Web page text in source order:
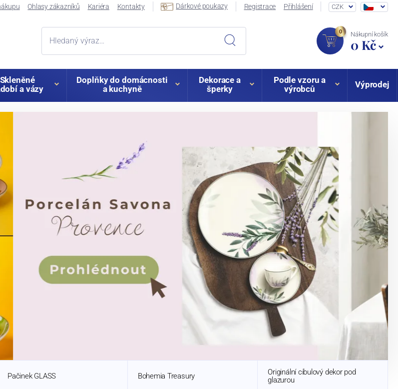
Ohlasy zákazníků Kariéra Kontakty Dárkové poukazy Registrace Přihlášení CZK
0 Nákupní košík
0 Kč
Skleněné
a vázy
Doplňky do domácnosti
a kuchyně
Dekorace a
šperky
Podle vzoru a
výrobců
Výprodej
Pačinek GLASS Bohemia Treasury
Originální cibulový dekor pod
glazurou